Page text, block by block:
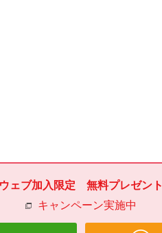
ウェブ加入限定 無料プレゼント
キャンペーン実施中